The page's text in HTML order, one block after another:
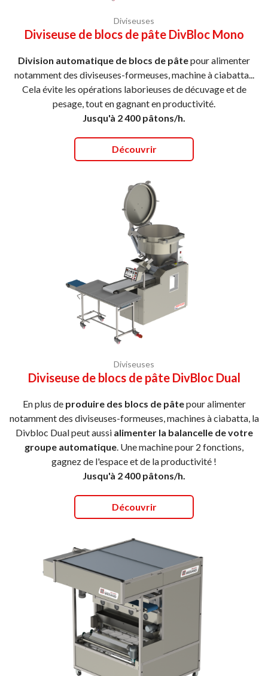
Diviseuses
Diviseuse de blocs de pâte DivBloc Mono
Division automatique de blocs de pâtepour alimenter
notamment des diviseuses-formeuses, machine à ciabatta...
Cela évite les opérations laborieuses de décuvage et de
pesage, tout en gagnant en productivité.
Jusqu'à 2 400 pâtons/h.
Découvrir
Diviseuses
Diviseuse de blocs de pâte DivBloc Dual
En plus de produire des blocs de pâtepour alimenter
notamment des diviseuses-formeuses, machines à ciabatta, la
Divbloc Dual peut aussi alimenter la balancelle de votre
groupe automatique. Une machine pour 2 fonctions,
gagnez de l'espace et de la productivité !
Jusqu'à 2 400 pâtons/h.
Découvrir